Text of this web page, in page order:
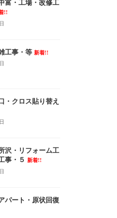
富・工場・改修工
!!
工事・等 新着!!
・クロス貼り替え
沢・リフォーム工
事・５
新着!!
パート・原状回復